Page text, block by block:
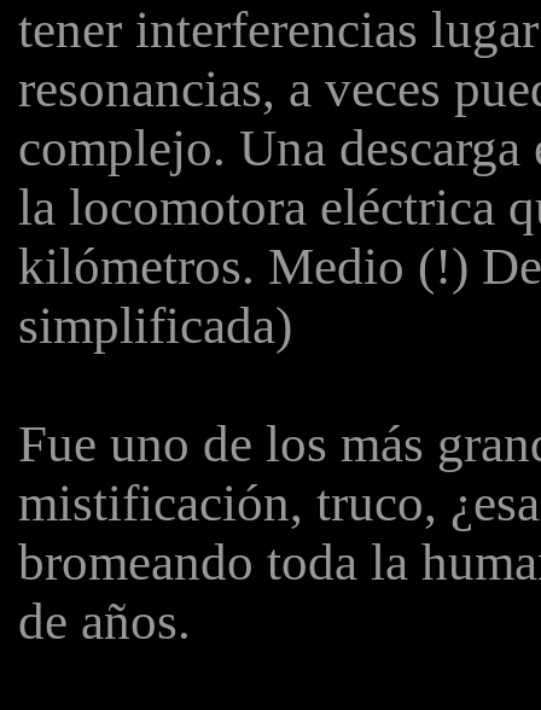
tener interferencias
resonancias, a veces
complejo. Una
la locomotora eléctrica
kilómetros. Medio (!)
simplificada)
Fue uno de los más
mistificación, truco,
bromeando toda la
de años.